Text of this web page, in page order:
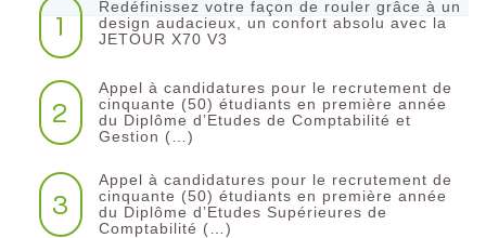
1
Redéfinissez votre façon de rouler grâce à un
design audacieux, un confort absolu avec la
JETOUR X70 V3
2
Appel à candidatures pour le recrutement de
cinquante (50) étudiants en première année
du Diplôme d’Etudes de Comptabilité et
Gestion (…)
3
Appel à candidatures pour le recrutement de
cinquante (50) étudiants en première année
du Diplôme d’Etudes Supérieures de
Comptabilité (…)